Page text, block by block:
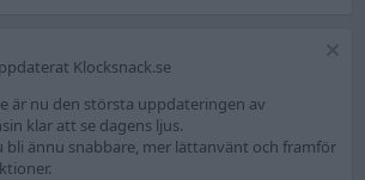
Klocksnack.se
är nu den största uppdateringen av
klar att se dagens ljus.
ännu snabbare, mer lättanvänt och framför